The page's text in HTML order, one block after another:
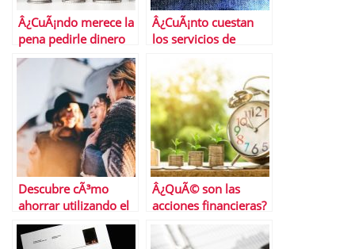
Â¿CuÃ¡ndo merece la
pena pedirle dinero
al banco y cuÃ¡ndo
buscar otras vÃ­as de
financiaciÃ³n?
Â¿CuÃ¡nto cuestan
los servicios de
crÃ©dito?
Descubre cÃ³mo
ahorrar utilizando el
comparador de
seguros Doctor i
Â¿QuÃ© son las
acciones financieras?